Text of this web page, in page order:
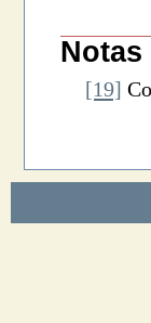
Notas
[19]